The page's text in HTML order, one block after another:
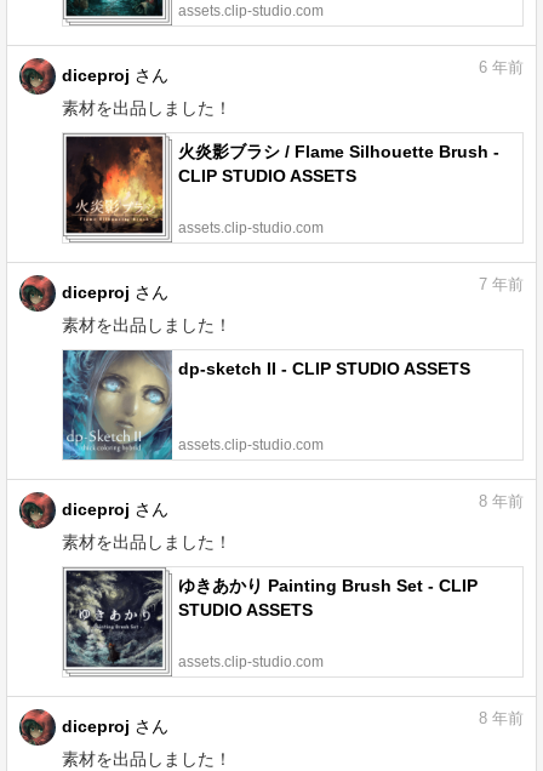
assets.clip-studio.com
diceproj さん
素材を出品しました！
6 年前
火炎影ブラシ / Flame Silhouette Brush -
CLIP STUDIO ASSETS
assets.clip-studio.com
diceproj さん
素材を出品しました！
7 年前
dp-sketch II - CLIP STUDIO ASSETS
assets.clip-studio.com
diceproj さん
素材を出品しました！
8 年前
ゆきあかり Painting Brush Set - CLIP
STUDIO ASSETS
assets.clip-studio.com
diceproj さん
素材を出品しました！
8 年前